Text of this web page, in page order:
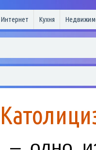
Интернет Кухня